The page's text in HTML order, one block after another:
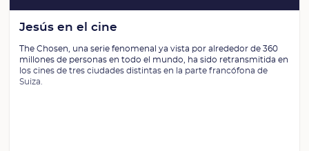
Jesús en el cine
The Chosen, una serie fenomenal ya vista por alrededor de 360
millones de personas en todo el mundo, ha sido retransmitida en
los cines de tres ciudades distintas en la parte francófona de
Suiza.